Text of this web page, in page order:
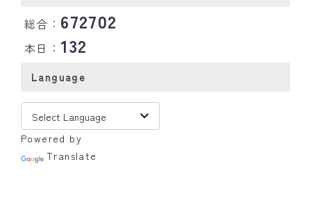
総合： 672702
本日：132
Language
Powered by
Translate